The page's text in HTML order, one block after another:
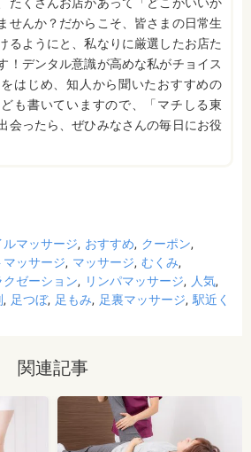
せんか？だからこそ、皆さまの日常生
るようにと、私なりに厳選したお店た
！デンタル意識が高めな私がチョイス
はじめ、知人から聞いたおすすめの
ども書いていますので、「マチしる東
会ったら、ぜひみなさんの毎日にお役
ルマッサージ おすすめ
クーポン
マッサージ マッサージ むくみ
クゼーション リンパマッサージ
人気
足つぼ 足もみ 足裏マッサージ 駅近く
関連記事